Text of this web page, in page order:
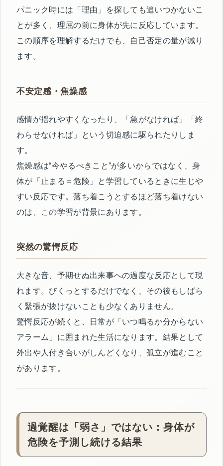
パニック時には「理由」を探しても追いつかないこ
とが多く、理屈の前に身体が先に反応しています。
この順序を理解するだけでも、自己否定の量が減り
ます。
不安定感・焦燥感
感情が揺れやすくなったり、「急がなければ」「終
わらせなければ」という切迫感に駆られたりしま
す。
焦燥感は“今やるべきこと”が多いからではなく、身
体が「止まる＝危険」と学習しているときに生じや
すい反応です。落ち着こうとするほど落ち着けない
のは、この学習が背景にあります。
突然の驚愕反応
大きな音、予期せぬ出来事への過度な反応として現
れます。びくっとするだけでなく、その後もしばら
く緊張が抜けないことも少なくありません。
驚愕反応が続くと、日常が「いつ鳴るか分からない
アラーム」に囲まれた生活になります。結果として
外出や人付き合いがしんどくなり、孤立が進むこと
があります。
過覚醒は「弱さ」ではない：身体が
危険を予測し続ける結果